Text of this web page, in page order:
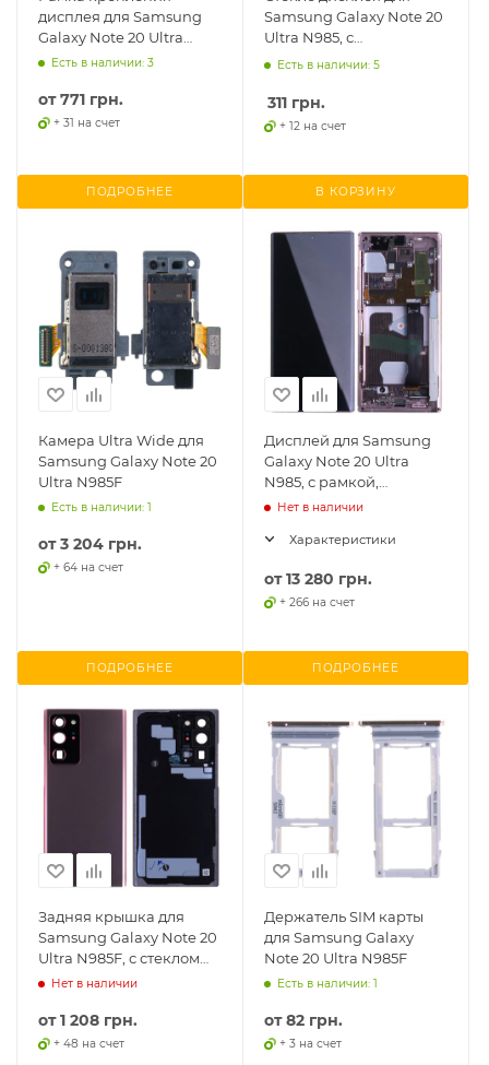
дисплея для Samsung
Galaxy Note 20 Ultra
N985F
Есть в наличии: 3
от771 грн.
+ 31 на счет
ПОДРОБНЕЕ
Samsung Galaxy Note 20
Ultra N985, с
поляризационной
Есть в наличии: 5
311 грн.
+ 12 на счет
В КОРЗИНУ
Камера Ultra Wide для
Samsung Galaxy Note 20
Ultra N985F
Есть в наличии: 1
от3 204 грн.
+ 64 на счет
ПОДРОБНЕЕ
Дисплей для Samsung
Galaxy Note 20 Ultra
N985, с рамкой,
оригинал (Service Pack)
Нет в наличии
Характеристики
от13 280 грн.
+ 266 на счет
ПОДРОБНЕЕ
Задняя крышка для
Samsung Galaxy Note 20
Ultra N985F, с стеклом
камеры
Нет в наличии
от1 208 грн.
+ 48 на счет
Держатель SIM карты
для Samsung Galaxy
Note 20 Ultra N985F
Есть в наличии: 1
от82 грн.
+ 3 на счет